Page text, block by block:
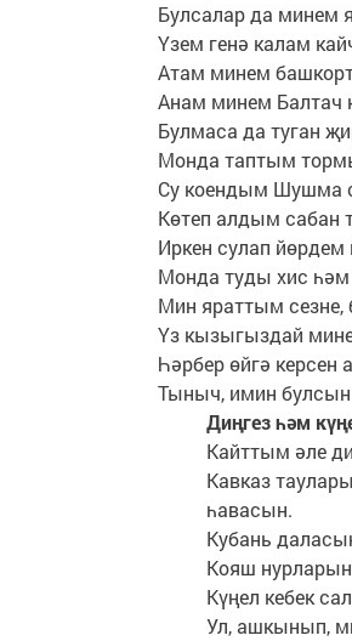
Булсалар да минем
Үзем генә калам
Атам минем
Анам минем
Булмаса да туган
Монда таптым
Су коендым Шушма
Көтеп алдым сабан
Иркен сулап
Монда туды хис
Мин яраттым сезне,
Үз кызыгыздай
Һәрбер өйгә керсен
Тыныч, имин булсын
Диңгез һәм
Кайттым әле
Кавказ
һавасын.
Кубань
Кояш
Күңел кебек
Ул, ашкынып,